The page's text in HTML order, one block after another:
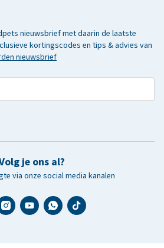
nieuwsbrief met daarin de laatste
kortingscodes en tips & advies van
nieuwsbrief
je ons al?
via onze social media kanalen